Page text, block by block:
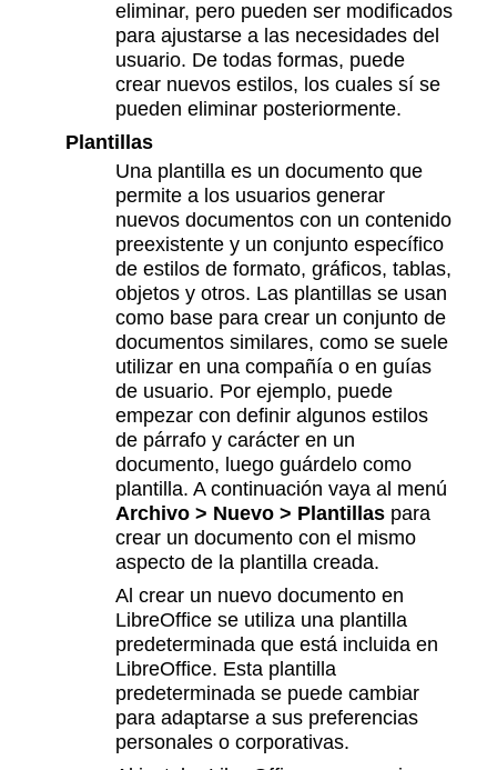
eliminar, pero pueden ser modificados
para ajustarse a las necesidades del
usuario. De todas formas, puede
crear nuevos estilos, los cuales sí se
pueden eliminar posteriormente.
Plantillas
Una plantilla es un documento que
permite a los usuarios generar
nuevos documentos con un contenido
preexistente y un conjunto específico
de estilos de formato, gráficos, tablas,
objetos y otros. Las plantillas se usan
como base para crear un conjunto de
documentos similares, como se suele
utilizar en una compañía o en guías
de usuario. Por ejemplo, puede
empezar con definir algunos estilos
de párrafo y carácter en un
documento, luego guárdelo como
plantilla. A continuación vaya al menú
Archivo > Nuevo > Plantillas para
crear un documento con el mismo
aspecto de la plantilla creada.
Al crear un nuevo documento en
LibreOffice se utiliza una plantilla
predeterminada que está incluida en
LibreOffice. Esta plantilla
predeterminada se puede cambiar
para adaptarse a sus preferencias
personales o corporativas.